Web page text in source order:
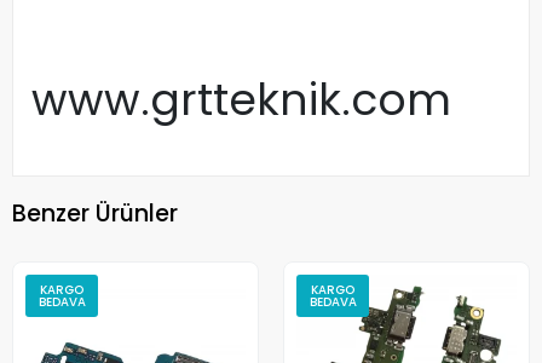
www.grtteknik.com
Benzer Ürünler
KARGO
BEDAVA
KARGO
BEDAVA